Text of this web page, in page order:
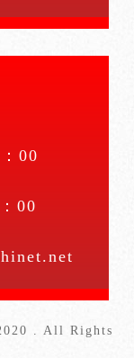
00
00
. All Rights